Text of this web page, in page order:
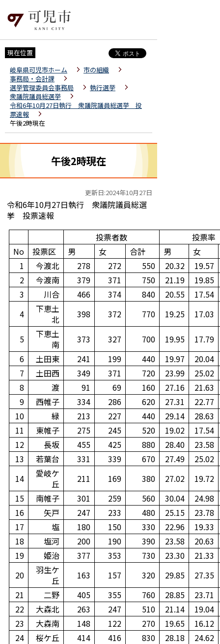
現在位置
岐阜県可児市ホーム
市の組織
事務局・会計課
選挙管理委員会事務局
執行選挙
衆議院議員総選挙
令和6年10月27日執行 衆議院議員総選挙 投
票速報
午後2時現在
午後2時現在
更新日:2024年10月27日
令和6年10月27日執行 衆議院議員総選
挙 投票速報
投票者数
投票率
No
投票区 男 女 合計 男
女
1
今渡北 278 272 550 20.32
19.57
2
今渡南 379 371 750 21.19
19.85
3
川合 466 374 840 20.55
17.54
4
下恵土
北
398 372 770 19.25 17.03
5
下恵土
南
373 327 700 19.95
17.79
6
土田東 241 199 440 19.97
20.04
7
土田西 349 371 720 23.99
25.02
8
渡 91 69 160 27.16
21.63
9
西帷子 334 286 620 27.31
22.77
10
緑 213 227 440 29.14
28.63
11
東帷子 275 245 520 19.02
17.54
12
長坂 455 425 880 28.40
23.58
13
若葉台 331 339 670 27.49
25.02
14
愛岐ケ
丘
211 169 380 27.02
19.72
15
南帷子 301 259 560 30.04
24.98
16
矢戸 247 233 480 25.15
23.78
17
塩 180 150 330 22.96
19.33
18
塩河 200 190 390 23.58
20.63
19
姫治 377 353 730 23.30
21.33
20
羽生ケ
丘
163 157 320 29.85
27.35
21
二野 405 355 760 28.85
23.71
22
大森北 263 247 510 21.14
19.04
23
大森南 148 122 270 19.65
16.12
24
桜ケ丘 414 416 830 28.18
24.62